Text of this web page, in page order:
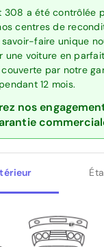
308 a été contrôlée
centres de
savoir-faire unique
une voiture en
par notre
12 mois.
nos